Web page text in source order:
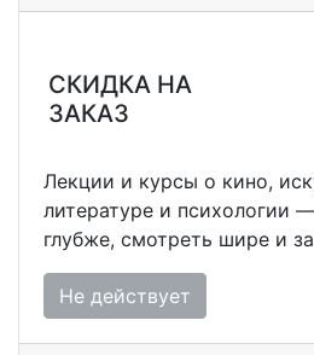
СКИДКА НА
ЗАКАЗ
Лекции и курсы о кино,
литературе и психологии
глубже, смотреть шире и
Не действует